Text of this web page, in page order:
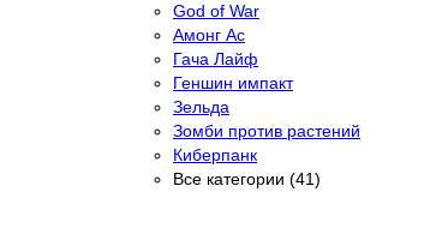
God of War
Амонг Ас
Гача Лайф
Геншин импакт
Зельда
Зомби против растений
Киберпанк
Все категории (41)